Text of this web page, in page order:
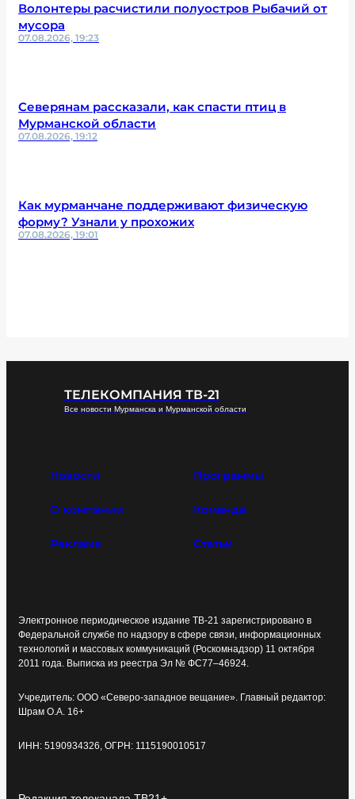
Волонтеры расчистили полуостров Рыбачий от
мусора
07.08.2026, 19:23
Северянам рассказали, как спасти птиц в
Мурманской области
07.08.2026, 19:12
Как мурманчане поддерживают физическую
форму? Узнали у прохожих
07.08.2026, 19:01
ТЕЛЕКОМПАНИЯ ТВ-21
Все новости Мурманска и Мурманской области
Новости Программы
О компании Команда
Реклама Статьи
Электронное периодическое издание ТВ-21 зарегистрировано в
Федеральной службе по надзору в сфере связи, информационных
технологий и массовых коммуникаций (Роскомнадзор) 11 октября
2011 года. Выписка из реестра Эл № ФС77–46924.
Учредитель: ООО «Северо-западное вещание». Главный редактор:
Шрам О.А. 16+
ИНН: 5190934326, ОГРН: 1115190010517